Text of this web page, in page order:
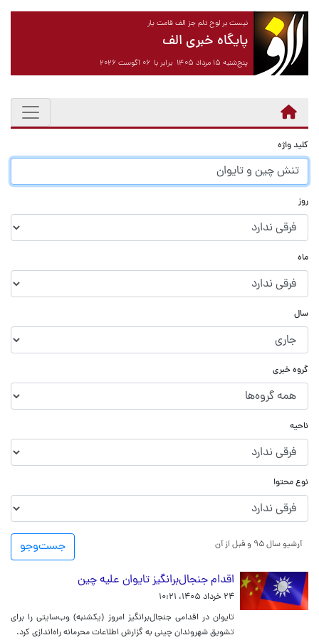
نیست بر لوح دلم جز الف قامت یار
پایگاه خبری الف
پنج‌شنبه ۱۵ مرداد ۱۴۰۵ برابر با ۰۶ آگوست ۲۰۲۶
کلید واژه
روز
ماه
سال
گروه خبری
ناحیه
نوع محتوا
جست‌و‌جو آرشیو سال ۹۵ و قبل از آن
اقدام جنجال‌برانگیز تایوان علیه چین
۲۴ خرداد ۱۴۰۵، ۱۰:۲۱
تایوان در اقدامی جنجال‌برانگیز امروز (یکشنبه) وب‌سایتی را برای
تشویق شهروندان چینی به گزارش اطلاعات محرمانه راه‌اندازی کرد.